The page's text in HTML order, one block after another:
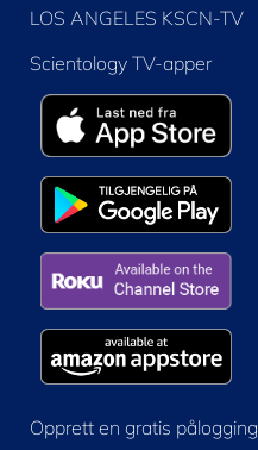
LOS ANGELES KSCN-TV
Scientology TV-apper
Opprett en gratis pålogging